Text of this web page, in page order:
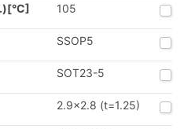
105
SSOP5
SOT23-5
2.9x2.8 (t=1.25)